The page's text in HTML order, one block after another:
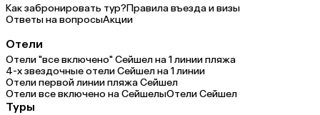
Как забронировать тур?Правила въезда и визы
Ответы на вопросыАкции
Отели
Отели "все включено" Сейшел на 1 линии пляжа
4-х звездочные отели Сейшел на 1 линии
Отели первой линии пляжа Сейшел
Отели все включено на СейшелыОтели Сейшел
Туры